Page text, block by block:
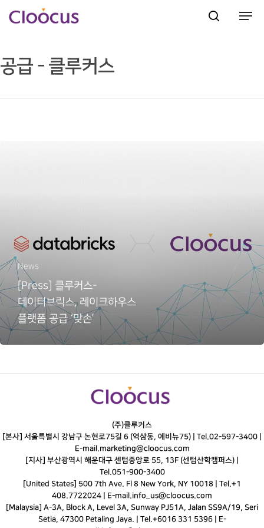
Hit enter to search or ESC to close
공급 - 클루커스
News
[Press] 클루커스-
데이터브릭스, 레이크하우스
플랫폼 공급 ‘맞손’
(주)클루커스
[본사] 서울특별시 강남구 논현로75길 6 (역삼동, 에비뉴75) | Tel.02-597-3400
E-mail.marketing@cloocus.com
[지사] 부산광역시 해운대구 센텀중앙로 55, 13F (센텀산학캠퍼스) |
Tel.051-900-3400
[United States] 500 7th Ave. Fl 8 New York, NY 10018 | Tel.+1
408.7722024 | E-mail.info_us@cloocus.com
[Malaysia] A-3A, Block A, Level 3A, Sunway PJ51A, Jalan SS9A/19, Seri
Setia, 47300 Petaling Jaya. | Tel.+6016 331 5396 | E-